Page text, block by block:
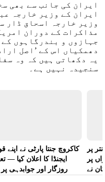
ایران کی جانب سے بھی
ایران کے وزیر خارجہ
وزیر خارجہ اسحاق ڈار
مذاکرات کے دوران
جہازوں و بندرگاہوں
دھمکیاں اس کے ’اصل
یہ دکھاتی ہیں کہ وہ
سنجیدہ نہیں ہے۔
کاکروچ جنتا پارٹی نے اپنے
ایجنڈا کا اعلان کیا —
روزگار اور جوابدہی پر
پر
پر
نے